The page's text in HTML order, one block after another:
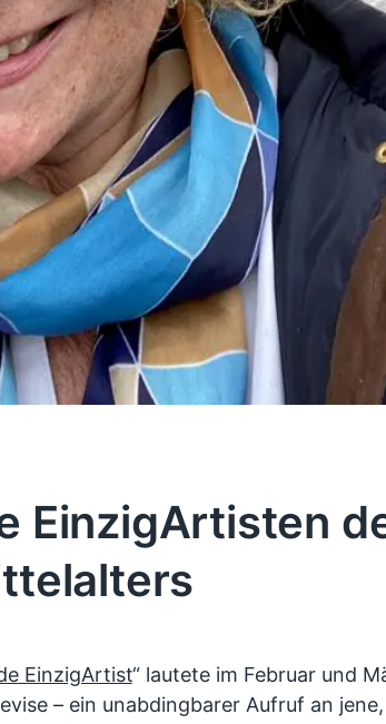
EinzigArtisten
EinzigArtist“ lautete im Februar und
– ein unabdingbarer Aufruf an